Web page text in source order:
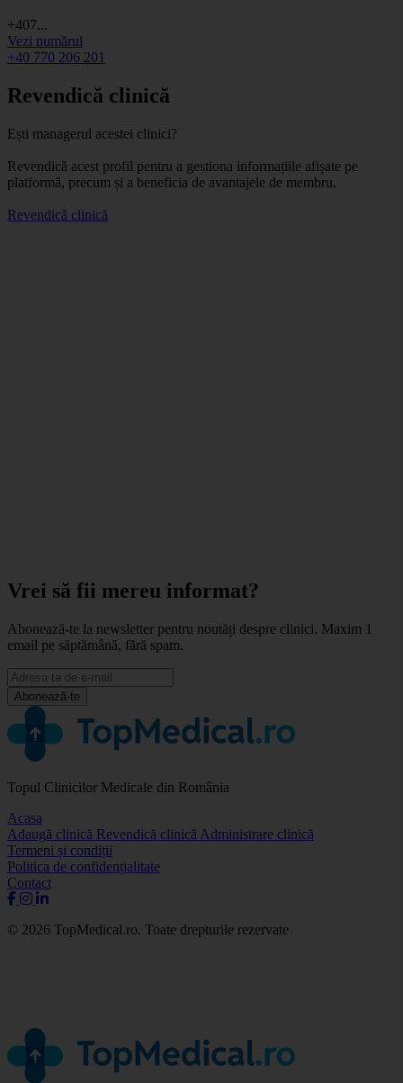
+407...
Vezi numărul
+40 770 206 201
Revendică clinică
Ești managerul acestei clinici?
Revendică acest profil pentru a gestiona informațiile afișate pe
platformă, precum și a beneficia de avantajele de membru.
Revendică clinică
Vrei să fii mereu informat?
Abonează-te la newsletter pentru noutăți despre clinici. Maxim 1
email pe săptămână, fără spam.
Abonează-te
Topul Clinicilor Medicale din România
Acasa
Adaugă clinică Revendică clinică Administrare clinică
Termeni și condiții
Politica de confidențialitate
Contact
© 2026 TopMedical.ro. Toate drepturile rezervate